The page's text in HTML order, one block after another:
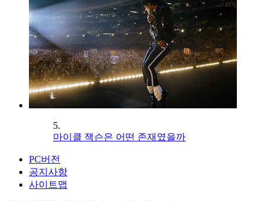
5.
마이클 잭슨은 어떤 존재였을까
PC버전
공지사항
사이트맵